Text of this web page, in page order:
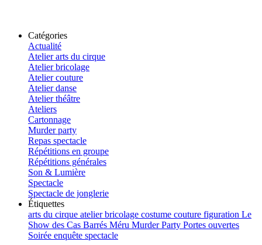
Catégories
Actualité
Atelier arts du cirque
Atelier bricolage
Atelier couture
Atelier danse
Atelier théâtre
Ateliers
Cartonnage
Murder party
Repas spectacle
Répétitions en groupe
Répétitions générales
Son & Lumière
Spectacle
Spectacle de jonglerie
Étiquettes
arts du cirque atelierbricolage costume couture figuration Le
Show des Cas Barrés Méru Murder Party Portes ouvertes
Soirée enquête spectacle